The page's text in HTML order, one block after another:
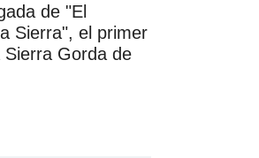
de "El
Sierra", el primer
Gorda de